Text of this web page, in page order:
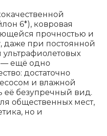
6*), ковровая
прочностью и
даже при постоянной
ультрафиолетовых
— ещё одно
достаточно
и влажной
её безупречный вид.
общественных мест,
но и